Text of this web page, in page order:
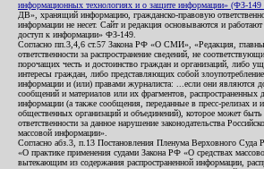
информационных технологиях и о защите информации» (ФЗ-149
ДВ», хранящий информацию, гражданско-правовую
информации не несет. Сайт и редакция основываются и
доступ к информации» ФЗ-149.
Согласно пп.3,4,6 ст.57 Закона РФ «О СМИ», «Редакция,
ответственности за распространение сведений, не
порочащих честь и достоинство граждан и организаций, либо
интересы граждан, либо представляющих собой
информации и (или) правами журналиста: ...если они являются
сообщений и материалов или их фрагментов, распространенных
информации (а также сообщения, переданные в пресс-релизах и
общественных организаций и объединений), которое может
ответственности за данное нарушение законодательства
массовой информации».
Согласно абз.3, п.13 Постановления Пленума Верховного
«О практике применения судами Закона РФ «О средствах
вытекающим из содержания распространенной информации,